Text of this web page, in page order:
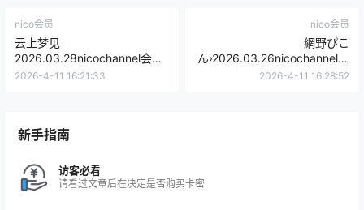
nico会员
云上梦见
2026.03.28nicochannel会员
限定
2026-4-11 16:21:33
nico会员
網野ぴこ
ん›2026.03.26nicochannel限
定内容
2026-4-11 16:28:52
新手指南
访客必看
请看过文章后在决定是否购买卡密